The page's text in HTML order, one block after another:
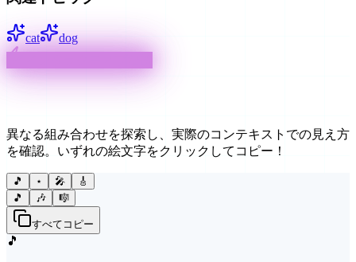
cat dog
異なる組み合わせを探索し、実際のコンテキストでの見え方
を確認。いずれの絵文字をクリックしてコピー！
🎵 ⋆ 🎤
🎸
🎵
🎶 🎼
すべてコピー
🎵